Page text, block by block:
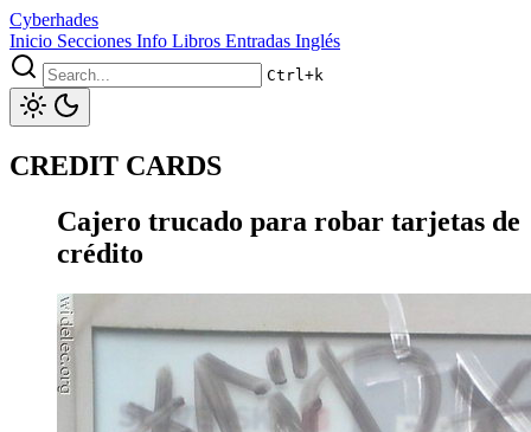
Cyberhades
Inicio Secciones Info Libros Entradas Inglés
Ctrl+k
CREDIT CARDS
Cajero trucado para robar tarjetas de
crédito